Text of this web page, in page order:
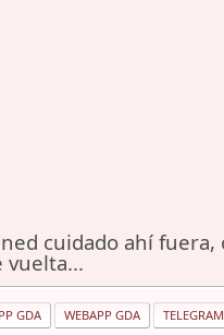
cuidado ahí
vuelta...
GDA WEBAPP GDA